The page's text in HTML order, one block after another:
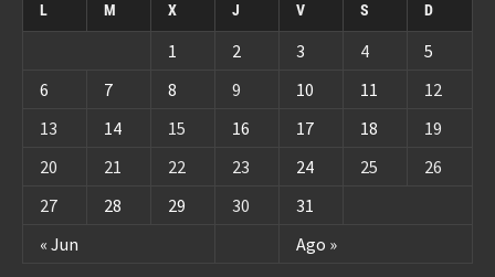
L M X J V S D
« Jun Ago »
1 2 3 4
5
6
7 8 9 10 11
12
13
14 15 16 17 18
19
20
21 22 23 24 25
26
27
28 29 30 31